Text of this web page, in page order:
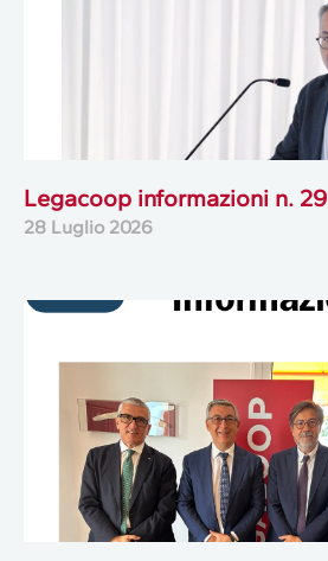
Legacoop informazioni n. 29
28 Luglio 2026